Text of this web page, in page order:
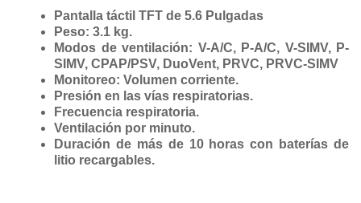
Pantalla táctil TFT de 5.6 Pulgadas
Peso: 3.1 kg.
Modos de ventilación: V-A/C, P-A/C, V-SIMV, P-
SIMV, CPAP/PSV, DuoVent, PRVC, PRVC-SIMV
Monitoreo: Volumen corriente.
Presión en las vías respiratorias.
Frecuencia respiratoria.
Ventilación por minuto.
Duración de más de 10 horas con baterías de
litio recargables.